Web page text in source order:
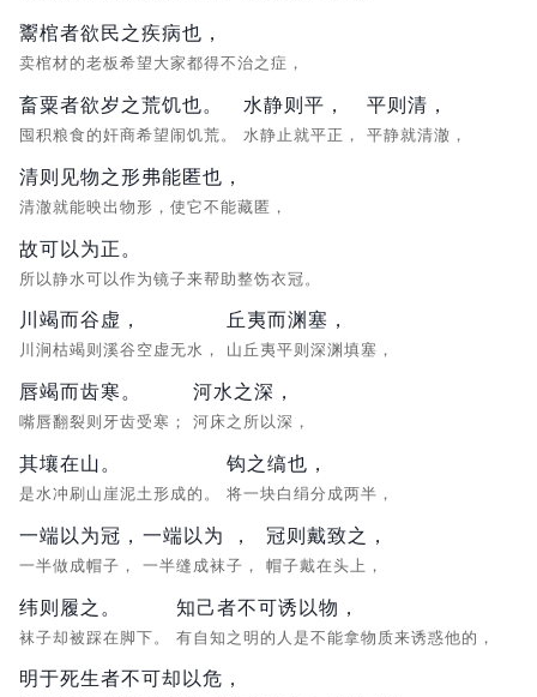
鬻棺者欲民之疾病也，
卖棺材的老板希望大家都得不治之症，
畜粟者欲岁之荒饥也。
囤积粮食的奸商希望闹饥荒。
水静则平，
水静止就平正，
平则清，
平静就清澈，
清则见物之形弗能匿也，
清澈就能映出物形，使它不能藏匿，
故可以为正。
所以静水可以作为镜子来帮助整饬衣冠。
川竭而谷虚，
川涧枯竭则溪谷空虚无水，
丘夷而渊塞，
山丘夷平则深渊填塞，
唇竭而齿寒。
嘴唇翻裂则牙齿受寒；
河水之深，
河床之所以深，
其壤在山。
是水冲刷山崖泥土形成的。
钩之缟也，
将一块白绢分成两半，
一端以为冠，
一半做成帽子，
一端以为 ，
一半缝成袜子，
冠则戴致之，
帽子戴在头上，
纬则履之。
袜子却被踩在脚下。
知己者不可诱以物，
有自知之明的人是不能拿物质来诱惑他的，
明于死生者不可却以危，